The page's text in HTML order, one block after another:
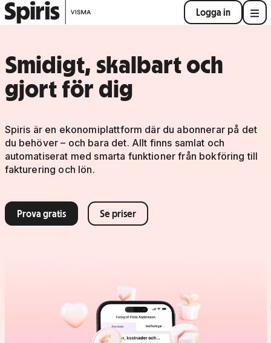
Logga in
Smidigt, skalbart och
gjort för dig
Spiris är en ekonomiplattform där du abonnerar på det
du behöver – och bara det. Allt finns samlat och
automatiserat med smarta funktioner från bokföring till
fakturering och lön.
Prova gratis Se priser